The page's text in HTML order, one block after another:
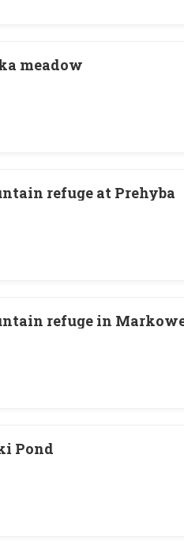
meadow
refuge at Prehyba
refuge in
Pond